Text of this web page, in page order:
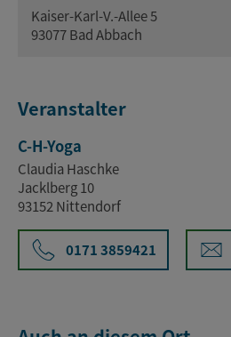
Kaiser-Karl-V.-Allee 5
93077 Bad Abbach
Veranstalter
C-H-Yoga
Claudia Haschke
Jacklberg 10
93152 Nittendorf
0171 3859421